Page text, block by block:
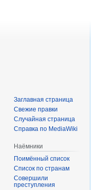
Заглавная страница
Свежие правки
Случайная страница
Справка по MediaWiki
Наёмники
Поимённый список
Список по странам
Совершили
преступления